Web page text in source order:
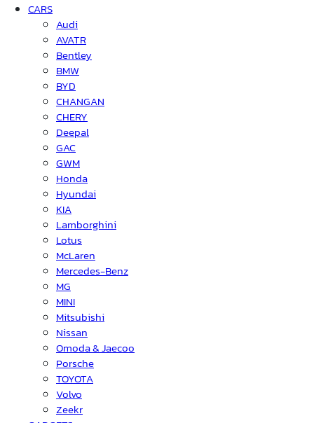
CARS
Audi
AVATR
Bentley
BMW
BYD
CHANGAN
CHERY
Deepal
GAC
GWM
Honda
Hyundai
KIA
Lamborghini
Lotus
McLaren
Mercedes-Benz
MG
MINI
Mitsubishi
Nissan
Omoda & Jaecoo
Porsche
TOYOTA
Volvo
Zeekr